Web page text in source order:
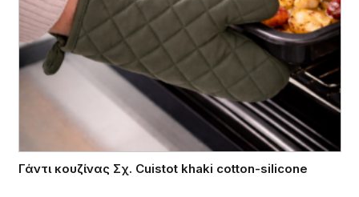
Γάντι κουζίνας Σχ. Cuistot khaki cotton-silicone